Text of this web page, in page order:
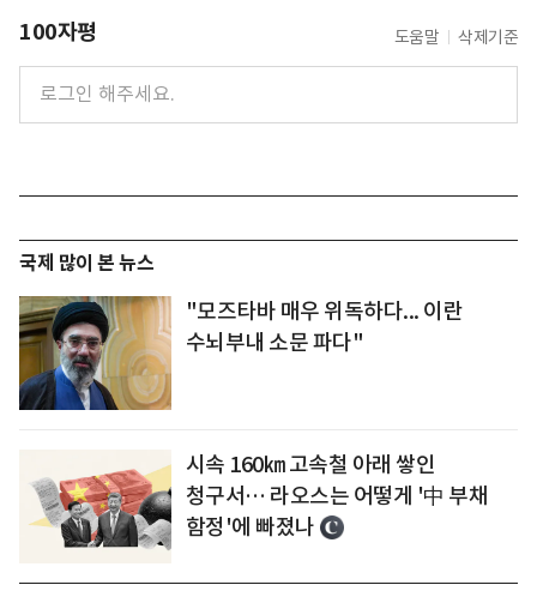
100자평 도움말 삭제기준
국제 많이 본 뉴스
"모즈타바 매우 위독하다... 이란
수뇌부내 소문 파다"
시속 160㎞ 고속철 아래 쌓인
청구서… 라오스는 어떻게 '中 부채
함정'에 빠졌나